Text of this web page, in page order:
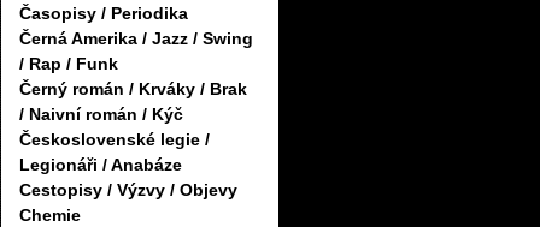
Časopisy / Periodika
Černá Amerika / Jazz / Swing
/ Rap / Funk
Černý román / Krváky / Brak
/ Naivní román / Kýč
Československé legie /
Legionáři / Anabáze
Cestopisy / Výzvy / Objevy
Chemie